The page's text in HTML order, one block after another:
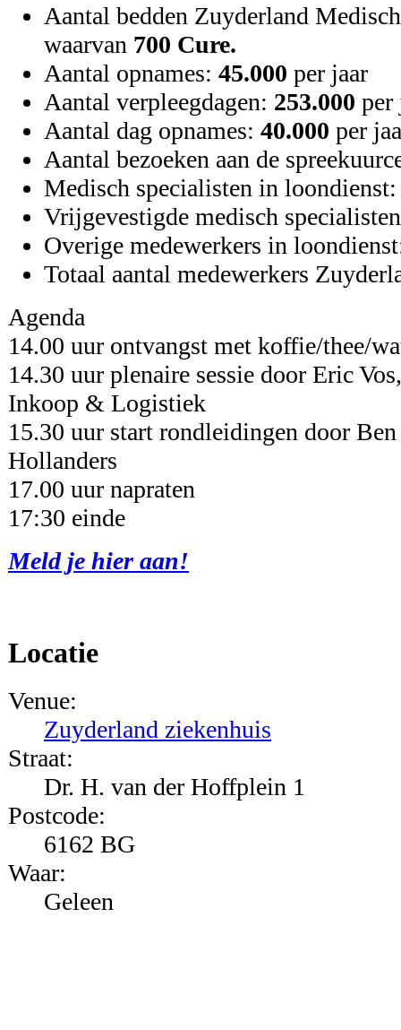
Aantal bedden Zuyderland
waarvan 700 Cure.
Aantal opnames: 45.000 per jaar
Aantal verpleegdagen: 253.000 per
Aantal dag opnames: 40.000 per
Aantal bezoeken aan de
Medisch specialisten in
Vrijgevestigde medisch
Overige medewerkers in
Totaal aantal medewerkers
Agenda
14.00 uur ontvangst met koffie/thee/
14.30 uur plenaire sessie door Eric
Inkoop & Logistiek
15.30 uur start rondleidingen door
Hollanders
17.00 uur napraten
17:30 einde
Meld je hier aan!
Locatie
Venue:
Zuyderland ziekenhuis
Straat:
Dr. H. van der Hoffplein 1
Postcode:
6162 BG
Waar:
Geleen